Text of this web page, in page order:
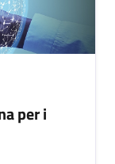
per i